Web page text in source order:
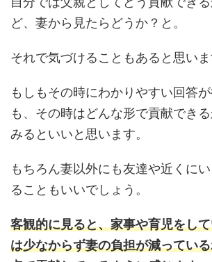
ど、妻から見たらどうか？と。
それで気づけることもあると思いま
もしもその時にわかりやすい回答
も、その時はどんな形で貢献でき
みるといいと思います。
もちろん妻以外にも友達や近くに
ることもいいでしょう。
客観的に見ると、家事や育児をし
は少なからず妻の負担が減ってい